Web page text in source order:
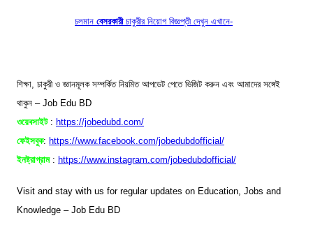
চলমান বেসরকারীচাকুরীর নিয়োগ বিজ্ঞপ্তী দেখুন এখানে-
শিক্ষা, চাকুরী ও জ্ঞানমূলক সম্পর্কিত নিয়মিত আপডেট পেতে ভিজিট করুন এবং আমাদের সঙ্গেই
থাকুন – Job Edu BD
ওয়েবসাইট: https://jobedubd.com/
ফেইসবুক: https://www.facebook.com/jobedubdofficial/
ইনষ্ট্রাগ্রাম : https://www.instagram.com/jobedubdofficial/
Visit and stay with us for regular updates on Education, Jobs and
Knowledge – Job Edu BD